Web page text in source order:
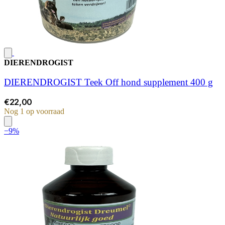
DIERENDROGIST
DIERENDROGIST Teek Off hond supplement 400 g
€22,00
Nog 1 op voorraad
−9%